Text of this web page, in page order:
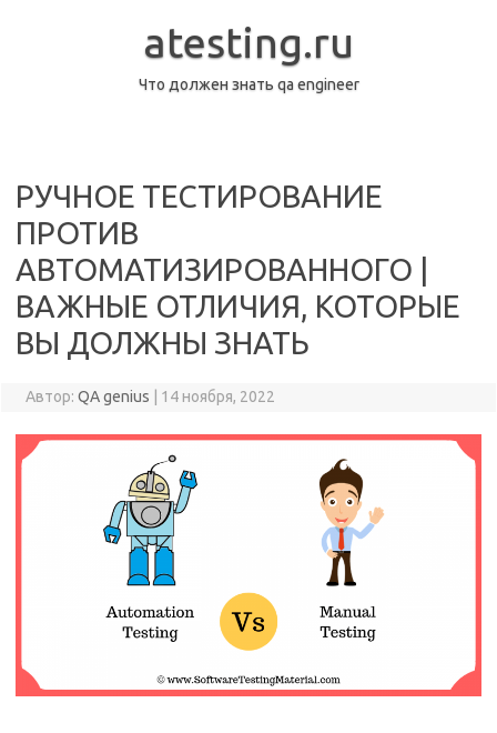
atesting.ru
Что должен знать qa engineer
РУЧНОЕ ТЕСТИРОВАНИЕ
ПРОТИВ
АВТОМАТИЗИРОВАННОГО |
ВАЖНЫЕ ОТЛИЧИЯ, КОТОРЫЕ
ВЫ ДОЛЖНЫ ЗНАТЬ
Автор: QA genius 14 ноября, 2022